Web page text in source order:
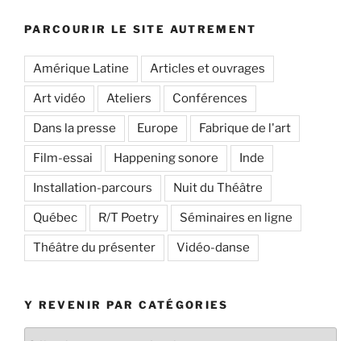
PARCOURIR LE SITE AUTREMENT
Amérique Latine Articles et ouvrages
Art vidéo Ateliers Conférences
Dans la presse Europe Fabrique de l'art
Film-essai Happening sonore Inde
Installation-parcours Nuit du Théâtre
Québec R/T Poetry Séminaires en ligne
Théâtre du présenter Vidéo-danse
Y REVENIR PAR CATÉGORIES